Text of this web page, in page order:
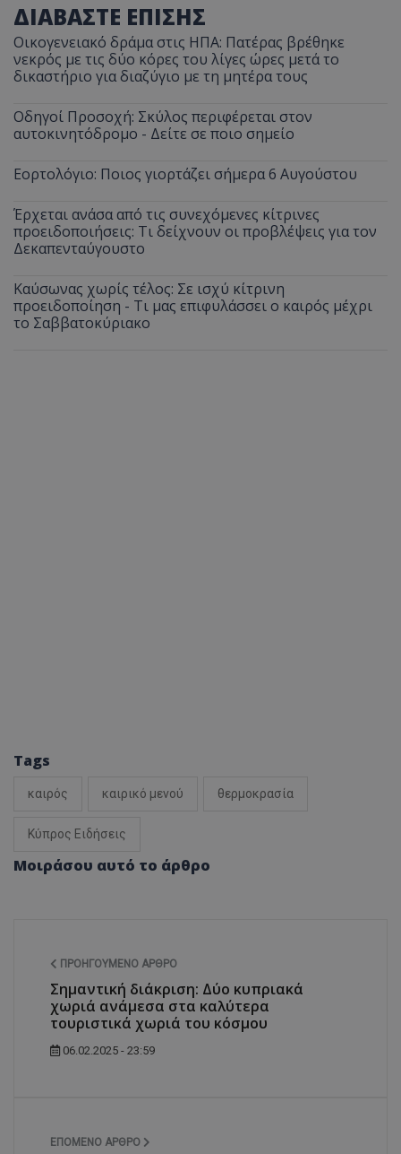
ΔΙΑΒΑΣΤΕ ΕΠΙΣΗΣ
Οικογενειακό δράμα στις ΗΠΑ: Πατέρας βρέθηκε
νεκρός με τις δύο κόρες του λίγες ώρες μετά το
δικαστήριο για διαζύγιο με τη μητέρα τους
Οδηγοί Προσοχή: Σκύλος περιφέρεται στον
αυτοκινητόδρομο - Δείτε σε ποιο σημείο
Εορτολόγιο: Ποιος γιορτάζει σήμερα 6 Αυγούστου
Έρχεται ανάσα από τις συνεχόμενες κίτρινες
προειδοποιήσεις: Τι δείχνουν οι προβλέψεις για τον
Δεκαπενταύγουστο
Καύσωνας χωρίς τέλος: Σε ισχύ κίτρινη
προειδοποίηση - Τι μας επιφυλάσσει ο καιρός μέχρι
το Σαββατοκύριακο
Tags
καιρός καιρικό μενού θερμοκρασία
Κύπρος Ειδήσεις
Μοιράσου αυτό το άρθρο
ΠΡΟΗΓΟΎΜΕΝΟ ΆΡΘΡΟ
Σημαντική διάκριση: Δύο κυπριακά
χωριά ανάμεσα στα καλύτερα
τουριστικά χωριά του κόσμου
06.02.2025 - 23:59
ΕΠΌΜΕΝΟ ΆΡΘΡΟ